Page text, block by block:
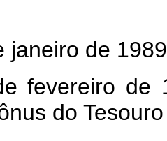
janeiro de
fevereiro de
do